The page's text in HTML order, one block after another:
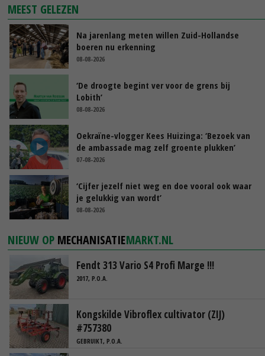
MEEST GELEZEN
Na jarenlang meten willen Zuid-Hollandse
boeren nu erkenning
08-08-2026
‘De droogte begint ver voor de grens bij
Lobith’
08-08-2026
Oekraïne-vlogger Kees Huizinga: ‘Bezoek van
de ambassade mag zelf groente plukken’
07-08-2026
‘Cijfer jezelf niet weg en doe vooral ook waar
je gelukkig van wordt’
08-08-2026
NIEUW OP MECHANISATIEMARKT.NL
Fendt 313 Vario S4 Profi Marge !!!
2017, P.O.A.
Kongskilde Vibroflex cultivator (ZIJ)
#757380
GEBRUIKT, P.O.A.